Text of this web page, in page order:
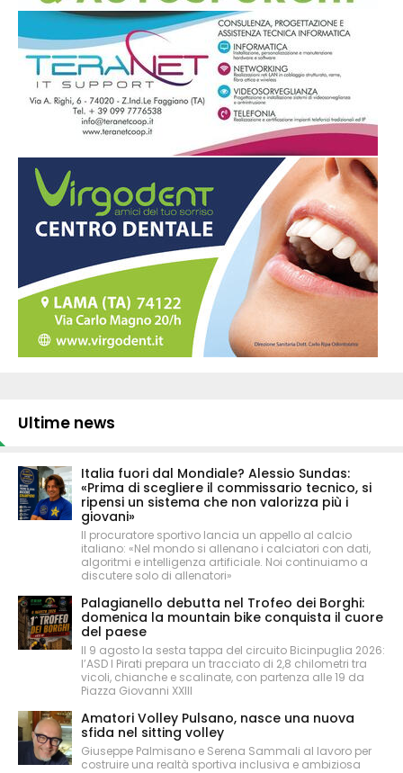
Ultime news
Italia fuori dal Mondiale? Alessio Sundas:
«Prima di scegliere il commissario tecnico, si
ripensi un sistema che non valorizza più i
giovani»
Il procuratore sportivo lancia un appello al calcio
italiano: «Nel mondo si allenano i calciatori con dati,
algoritmi e intelligenza artificiale. Noi continuiamo a
discutere solo di allenatori»
Palagianello debutta nel Trofeo dei Borghi:
domenica la mountain bike conquista il cuore
del paese
Il 9 agosto la sesta tappa del circuito Bicinpuglia 2026:
l’ASD I Pirati prepara un tracciato di 2,8 chilometri tra
vicoli, chianche e scalinate, con partenza alle 19 da
Piazza Giovanni XXIII
Amatori Volley Pulsano, nasce una nuova
sfida nel sitting volley
Giuseppe Palmisano e Serena Sammali al lavoro per
costruire una realtà sportiva inclusiva e ambiziosa